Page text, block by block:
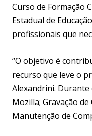
Curso de Formação
Estadual de
profissionais que
“O objetivo é
recurso que leve o
Alexandrini. Durante
Mozilla; Gravação
Manutenção de